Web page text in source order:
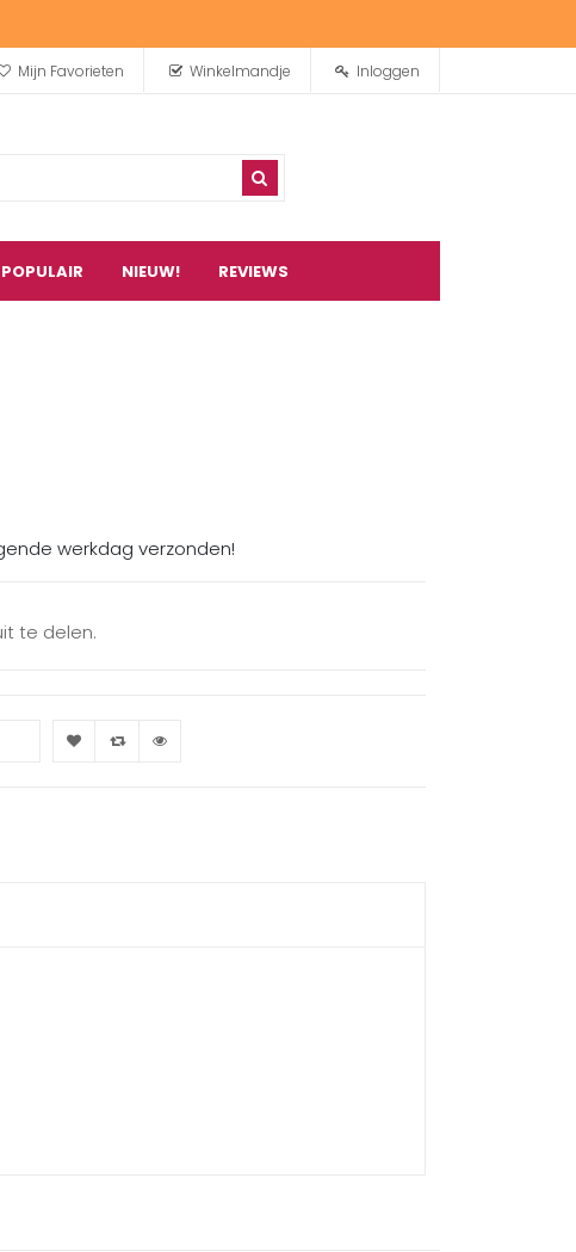
Mijn Favorieten Winkelmandje Inloggen
POPULAIR NIEUW! REVIEWS
werkdag verzonden!
te delen.